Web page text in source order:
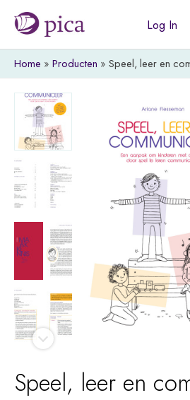
naar
de
inhoud
Log In
Home Producten Speel, leer en
Speel, leer en